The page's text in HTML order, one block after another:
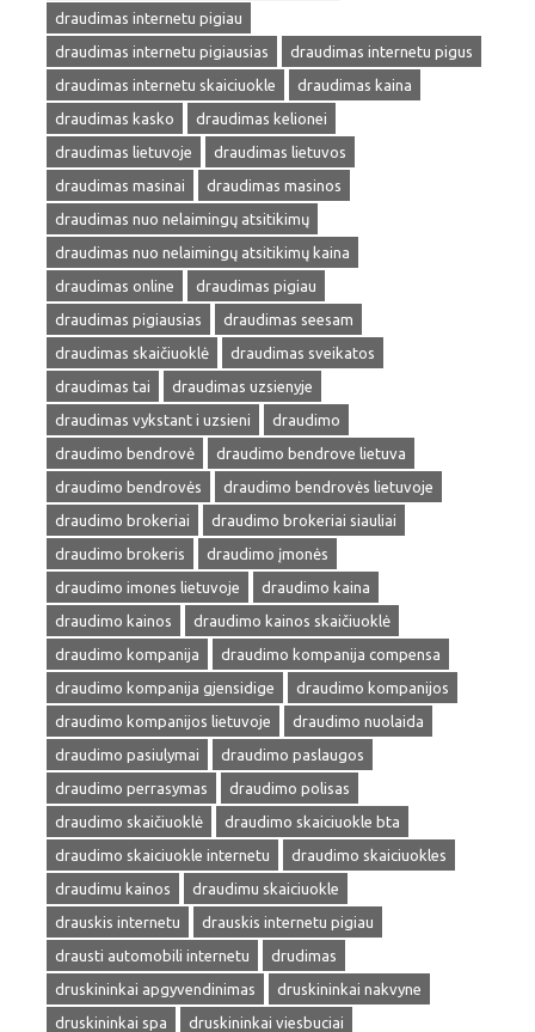
draudimas internetu pigiau
draudimas internetu pigiausias
draudimas internetu pigus
draudimas internetu skaiciuokle
draudimas kaina
draudimas kasko
draudimas kelionei
draudimas lietuvoje
draudimas lietuvos
draudimas masinai
draudimas masinos
draudimas nuo nelaimingų atsitikimų
draudimas nuo nelaimingų atsitikimų kaina
draudimas online
draudimas pigiau
draudimas pigiausias
draudimas seesam
draudimas skaičiuoklė
draudimas sveikatos
draudimas tai
draudimas uzsienyje
draudimas vykstant i uzsieni
draudimo
draudimo bendrovė
draudimo bendrove lietuva
draudimo bendrovės
draudimo bendrovės lietuvoje
draudimo brokeriai
draudimo brokeriai siauliai
draudimo brokeris
draudimo įmonės
draudimo imones lietuvoje
draudimo kaina
draudimo kainos
draudimo kainos skaičiuoklė
draudimo kompanija
draudimo kompanija compensa
draudimo kompanija gjensidige
draudimo kompanijos
draudimo kompanijos lietuvoje
draudimo nuolaida
draudimo pasiulymai
draudimo paslaugos
draudimo perrasymas
draudimo polisas
draudimo skaičiuoklė
draudimo skaiciuokle bta
draudimo skaiciuokle internetu
draudimo skaiciuokles
draudimu kainos
draudimu skaiciuokle
drauskis internetu
drauskis internetu pigiau
drausti automobili internetu
drudimas
druskininkai apgyvendinimas
druskininkai nakvyne
druskininkai spa
druskininkai viesbuciai